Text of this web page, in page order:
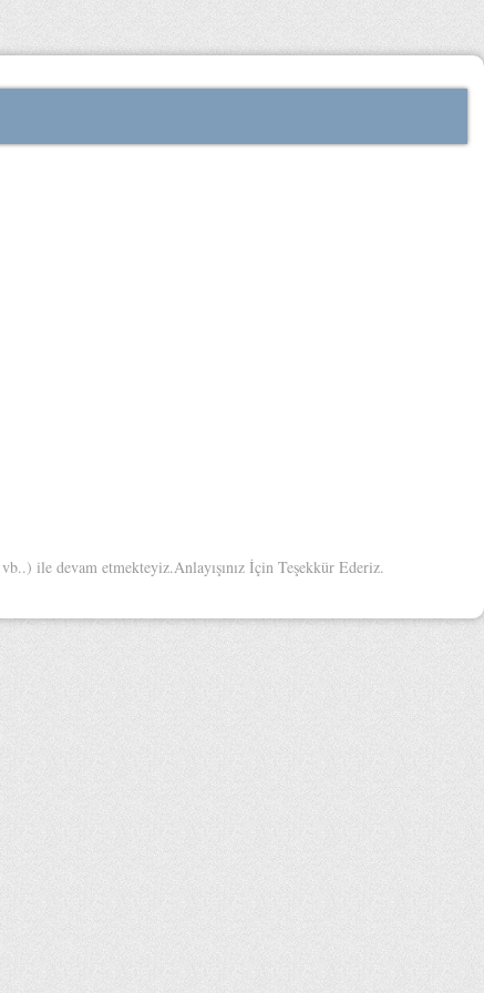
ile devam etmekteyiz.Anlayışınız İçin Teşekkür Ederiz.